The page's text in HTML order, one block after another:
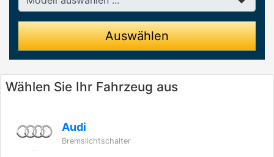
Auswählen
Wählen Sie Ihr Fahrzeug aus
Audi
Bremslichtschalter